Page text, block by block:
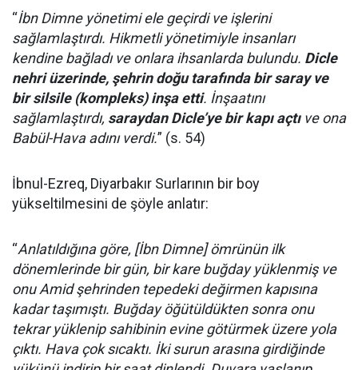
“İbn Dimne yönetimi ele geçirdi ve işlerini
sağlamlaştırdı. Hikmetli yönetimiyle insanları
kendine bağladı ve onlara ihsanlarda bulundu. Dicle
nehri üzerinde, şehrin doğu tarafında bir saray ve
bir silsile (kompleks) inşa etti. İnşaatını
sağlamlaştırdı, saraydan Dicle’ye bir kapı açtıve ona
Babül-Hava adını verdi.” (s. 54)
İbnul-Ezreq, Diyarbakır Surlarının bir boy
yükseltilmesini de şöyle anlatır:
“Anlatıldığına göre, [İbn Dimne] ömrünün ilk
dönemlerinde bir gün, bir kare buğday yüklenmiş ve
onu Amid şehrinden tepedeki değirmen kapısına
kadar taşımıştı. Buğday öğütüldükten sonra onu
tekrar yüklenip sahibinin evine götürmek üzere yola
çıktı. Hava çok sıcaktı. İki surun arasına girdiğinde